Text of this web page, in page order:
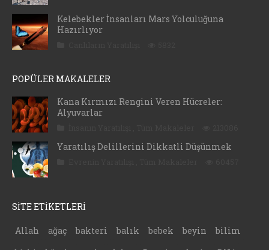
Kelebekler İnsanları Mars Yolculuğuna
Hazırlıyor
POPÜLER MAKALELER
Kana Kırmızı Rengini Veren Hücreler:
Alyuvarlar
Yaratılış Delillerini Dikkatli Düşünmek
SİTE ETİKETLERİ
Allah ağaç bakteri balık bebek beyin
bilim